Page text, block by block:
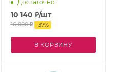
Достаточно
10 140 ₽/шт
16 000₽ -37%
В КОРЗИНУ